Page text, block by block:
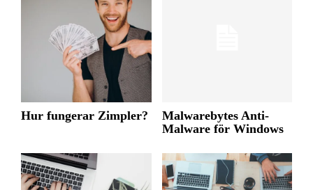
Hur fungerar Zimpler?
Malwarebytes Anti-
Malware för Windows